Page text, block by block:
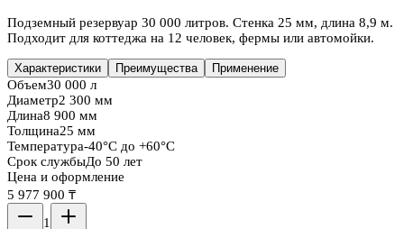
Подземный резервуар 30 000 литров. Стенка 25 мм, длина 8,9 м.
Подходит для коттеджа на 12 человек, фермы или автомойки.
Характеристики Преимущества Применение
Объем30 000 л
Диаметр2 300 мм
Длина8 900 мм
Толщина25 мм
Температура-40°C до +60°C
Срок службыДо 50 лет
Цена и оформление
5 977 900 ₸
1